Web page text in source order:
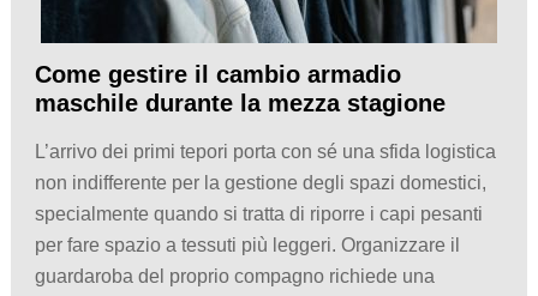
Come gestire il cambio armadio
maschile durante la mezza stagione
L’arrivo dei primi tepori porta con sé una sfida logistica
non indifferente per la gestione degli spazi domestici,
specialmente quando si tratta di riporre i capi pesanti
per fare spazio a tessuti più leggeri. Organizzare il
guardaroba del proprio compagno richiede una